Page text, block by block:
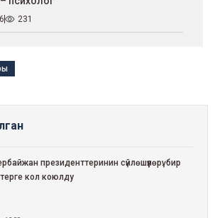
231
президенттеринин сүйлөшүүлөрү: бир
кол коюлду